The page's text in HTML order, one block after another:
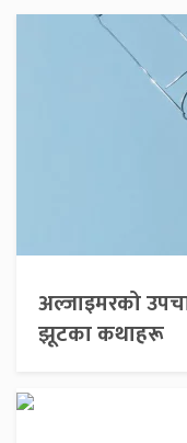
अल्जाइमरको
झूटका कथाहरू